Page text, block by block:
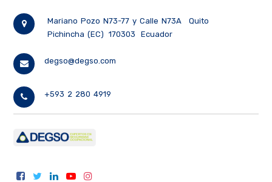
Mariano Pozo N73-77 y Calle N73A
Quito
Pichincha (EC)
170303 Ecuador
degso@degso.com
+593 2 280 4919